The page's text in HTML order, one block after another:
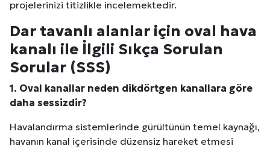
projelerinizi titizlikle incelemektedir.
Dar tavanlı alanlar için oval hava
kanalı ile İlgili Sıkça Sorulan
Sorular (SSS)
1. Oval kanallar neden dikdörtgen kanallara göre
daha sessizdir?
Havalandırma sistemlerinde gürültünün temel kaynağı,
havanın kanal içerisinde düzensiz hareket etmesi